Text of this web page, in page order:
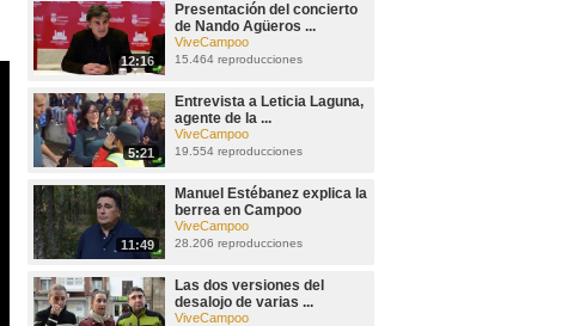
12:16
Presentación del concierto
de Nando Agüeros ...
ViveCampoo
15.464 reproducciones
5:21
Entrevista a Leticia Laguna,
agente de la ...
ViveCampoo
19.554 reproducciones
11:49
Manuel Estébanez explica la
berrea en Campoo
ViveCampoo
28.206 reproducciones
Las dos versiones del
desalojo de varias ...
ViveCampoo